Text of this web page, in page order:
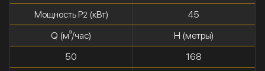
Мощность P2(кВт)
45
Q (м³/час)
H (метры)
50
168